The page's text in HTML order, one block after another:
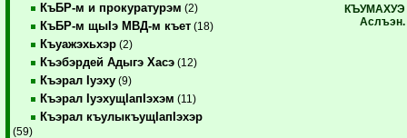
КъБР-м и прокуратурэм (2)
КъБР-м щыIэ МВД-м къет (18)
Къуажэхьхэр (2)
Къэбэрдей Адыгэ Хасэ (12)
Къэрал Iуэху (9)
Къэрал IуэхущIапIэхэм (11)
Къэрал къулыкъущIапIэхэр
(59)
КЪУМАХУЭ
Аслъэн.